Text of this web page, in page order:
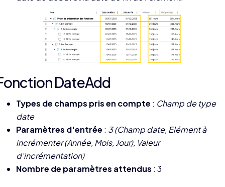
DateAdd
Types de champs pris en compte : Champ de type
date
Paramètres d'entrée : 3 (Champ date, Elément à
incrémenter (Année, Mois, Jour), Valeur
d'incrémentation)
Nombre de paramètres attendus : 3